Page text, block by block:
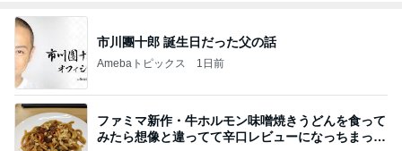
市川團十郎 誕生日だった父の話
Amebaトピックス 1日前
ファミマ新作・牛ホルモン味噌焼きうどんを食って
みたら想像と違ってて辛口レビューになっちまった